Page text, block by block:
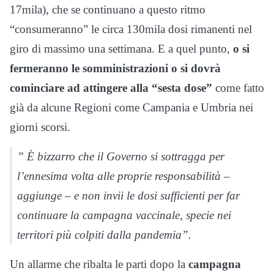
17mila), che se continuano a questo ritmo
“consumeranno” le circa 130mila dosi rimanenti nel
giro di massimo una settimana. E a quel punto, o si
fermeranno le somministrazioni o si dovrà
cominciare ad attingere alla “sesta dose” come fatto
già da alcune Regioni come Campania e Umbria nei
giorni scorsi.
” È bizzarro che il Governo si sottragga per
l’ennesima volta alle proprie responsabilità –
aggiunge – e non invii le dosi sufficienti per far
continuare la campagna vaccinale, specie nei
territori più colpiti dalla pandemia”.
Un allarme che ribalta le parti dopo la campagna